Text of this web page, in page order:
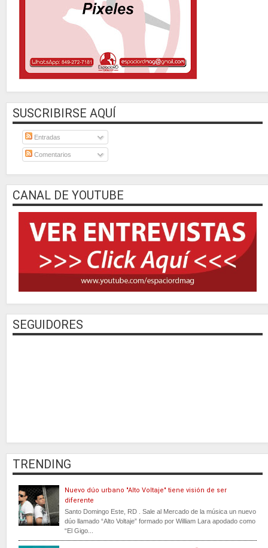
SUSCRIBIRSE AQUÍ
Entradas
Comentarios
CANAL DE YOUTUBE
SEGUIDORES
TRENDING
Nuevo dúo urbano "Alto Voltaje" tiene visión de ser
diferente
Santo Domingo Este, RD . Sale al Mercado de la música un nuevo
dúo llamado “Alto Voltaje” formado por William Lara apodado como
“El Gigo...